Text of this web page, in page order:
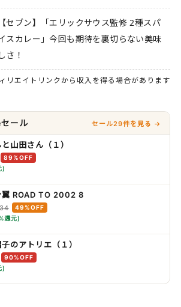
【セブン】「エリックサウス監修 2種スパ
スカレー」今回も期待を裏切らない美味
しさ！
リエイトリンクから収入を得る場合があります
ール セール29件を見る →
山田さん（１）
89%OFF
)
翼 ROAD TO 2002 8
49%OFF
還元)
のアトリエ（１）
90%OFF
)